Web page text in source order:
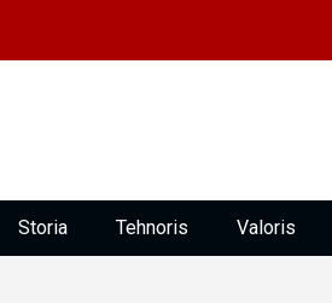
Storia Tehnoris Valoris